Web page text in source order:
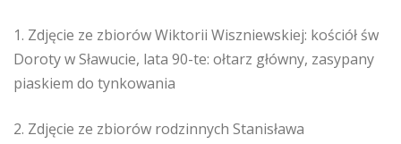
1. Zdjęcie ze zbiorów Wiktorii Wiszniewskiej: kościół św
Doroty w Sławucie, lata 90-te: ołtarz główny, zasypany
piaskiem do tynkowania
2. Zdjęcie ze zbiorów rodzinnych Stanisława